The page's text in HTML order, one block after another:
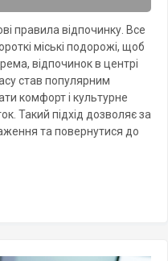
правила відпочинку. Все
міські подорожі, щоб
відпочинок в центрі
став популярним
комфорт і культурне
Такий підхід дозволяє за
та повернутися до